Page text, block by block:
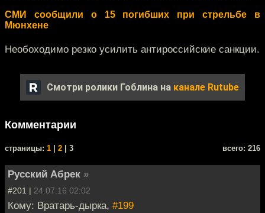
СМИ сообщили о 15 погибших при стрельбе в
Мюнхене
Необоходимо резко усилить антироссийские санкции.
Смотри ролики Гоблина на канале Rutube
Комментарии
cтраницы: 1 2 | 3 всего: 216
Русский Абрек »
#201 | 24.07.16 02:02
Кому: Вратарь-дырка, #199